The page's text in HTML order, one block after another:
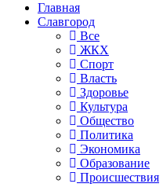
Главная
Славгород
Все
ЖКХ
Спорт
Власть
Здоровье
Культура
Общество
Политика
Экономика
Образование
Происшествия